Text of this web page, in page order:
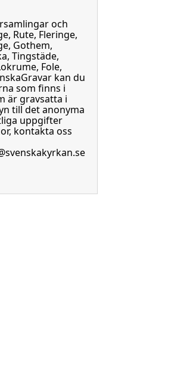
och
Rute, Fleringe,
Gothem,
Tingstäde,
Fole,
kan du
som finns i
är gravsatta i
till det anonyma
uppgifter
kontakta oss